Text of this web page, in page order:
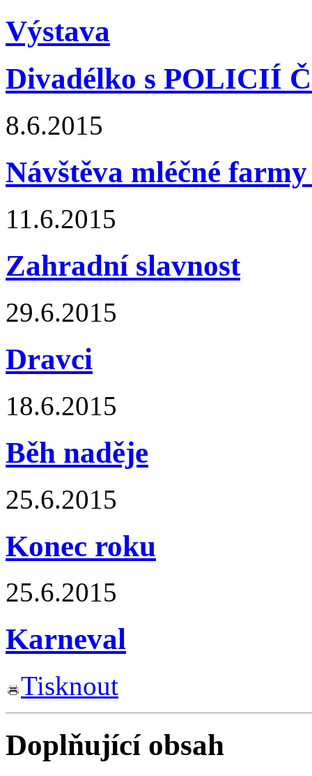
Výstava
Divadélko s POLICIÍ
8.6.2015
Návštěva mléčné
11.6.2015
Zahradní slavnost
29.6.2015
Dravci
18.6.2015
Běh naděje
25.6.2015
Konec roku
25.6.2015
Karneval
Tisknout
Doplňující obsah